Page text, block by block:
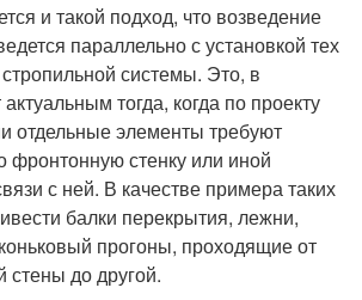
и такой подход, что возведение
параллельно с установкой тех
системы. Это, в
тогда, когда по проекту
отдельные элементы требуют
фронтонную стенку или иной
с ней. В качестве примера таких
балки перекрытия, лежни,
прогоны, проходящие от
до другой.